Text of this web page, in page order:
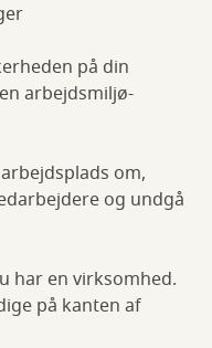
på din
arbejdsmiljø-
om,
og undgå
har en virksomhed.
på kanten af